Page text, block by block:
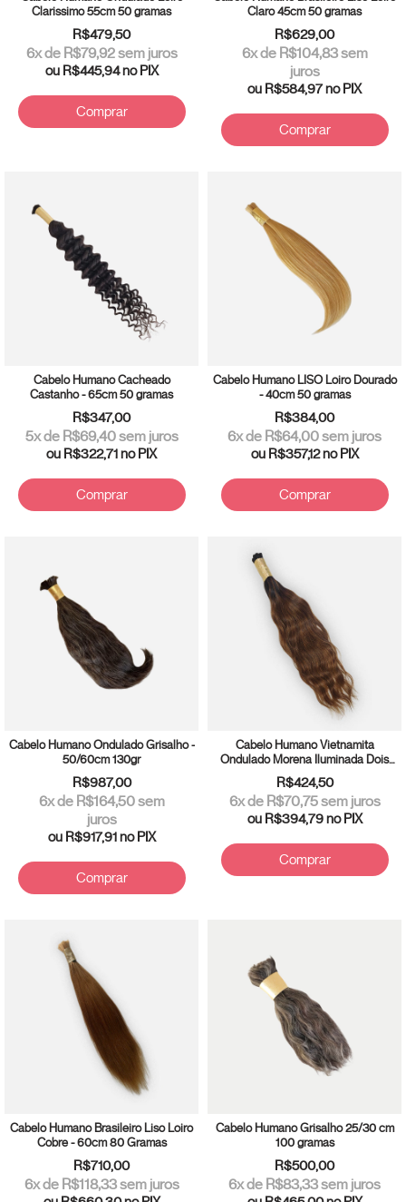
Clarissimo 55cm 50 gramas
R$479,50
6x de R$79,92sem juros
ou R$445,94no PIX
Comprar
Claro 45cm 50 gramas
R$629,00
6x de R$104,83sem
juros
ou R$584,97no PIX
Comprar
Cabelo Humano Cacheado
Castanho - 65cm 50 gramas
R$347,00
5x de R$69,40sem juros
ou R$322,71no PIX
Comprar
Cabelo Humano LISO Loiro Dourado
- 40cm 50 gramas
R$384,00
6x de R$64,00sem juros
ou R$357,12no PIX
Comprar
Cabelo Humano Ondulado Grisalho -
50/60cm 130gr
R$987,00
6x de R$164,50sem
juros
ou R$917,91no PIX
Comprar
Cabelo Humano Vietnamita
Ondulado Morena Iluminada Dois
Tons 55cm 50 gramas
R$424,50
6x de R$70,75sem juros
ou R$394,79no PIX
Comprar
Cabelo Humano Brasileiro Liso Loiro
Cobre - 60cm 80 Gramas
R$710,00
6x de R$118,33sem juros
Cabelo Humano Grisalho 25/30 cm
100 gramas
R$500,00
6x de R$83,33sem juros